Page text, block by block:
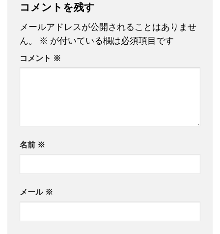
コメントを残す
メールアドレスが公開されることはありませ
ん。
※ が付いている欄は必須項目です
コメント ※
名前 ※
メール ※